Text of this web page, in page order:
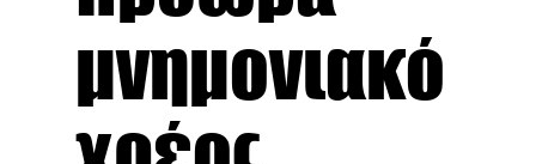
μνημονιακό